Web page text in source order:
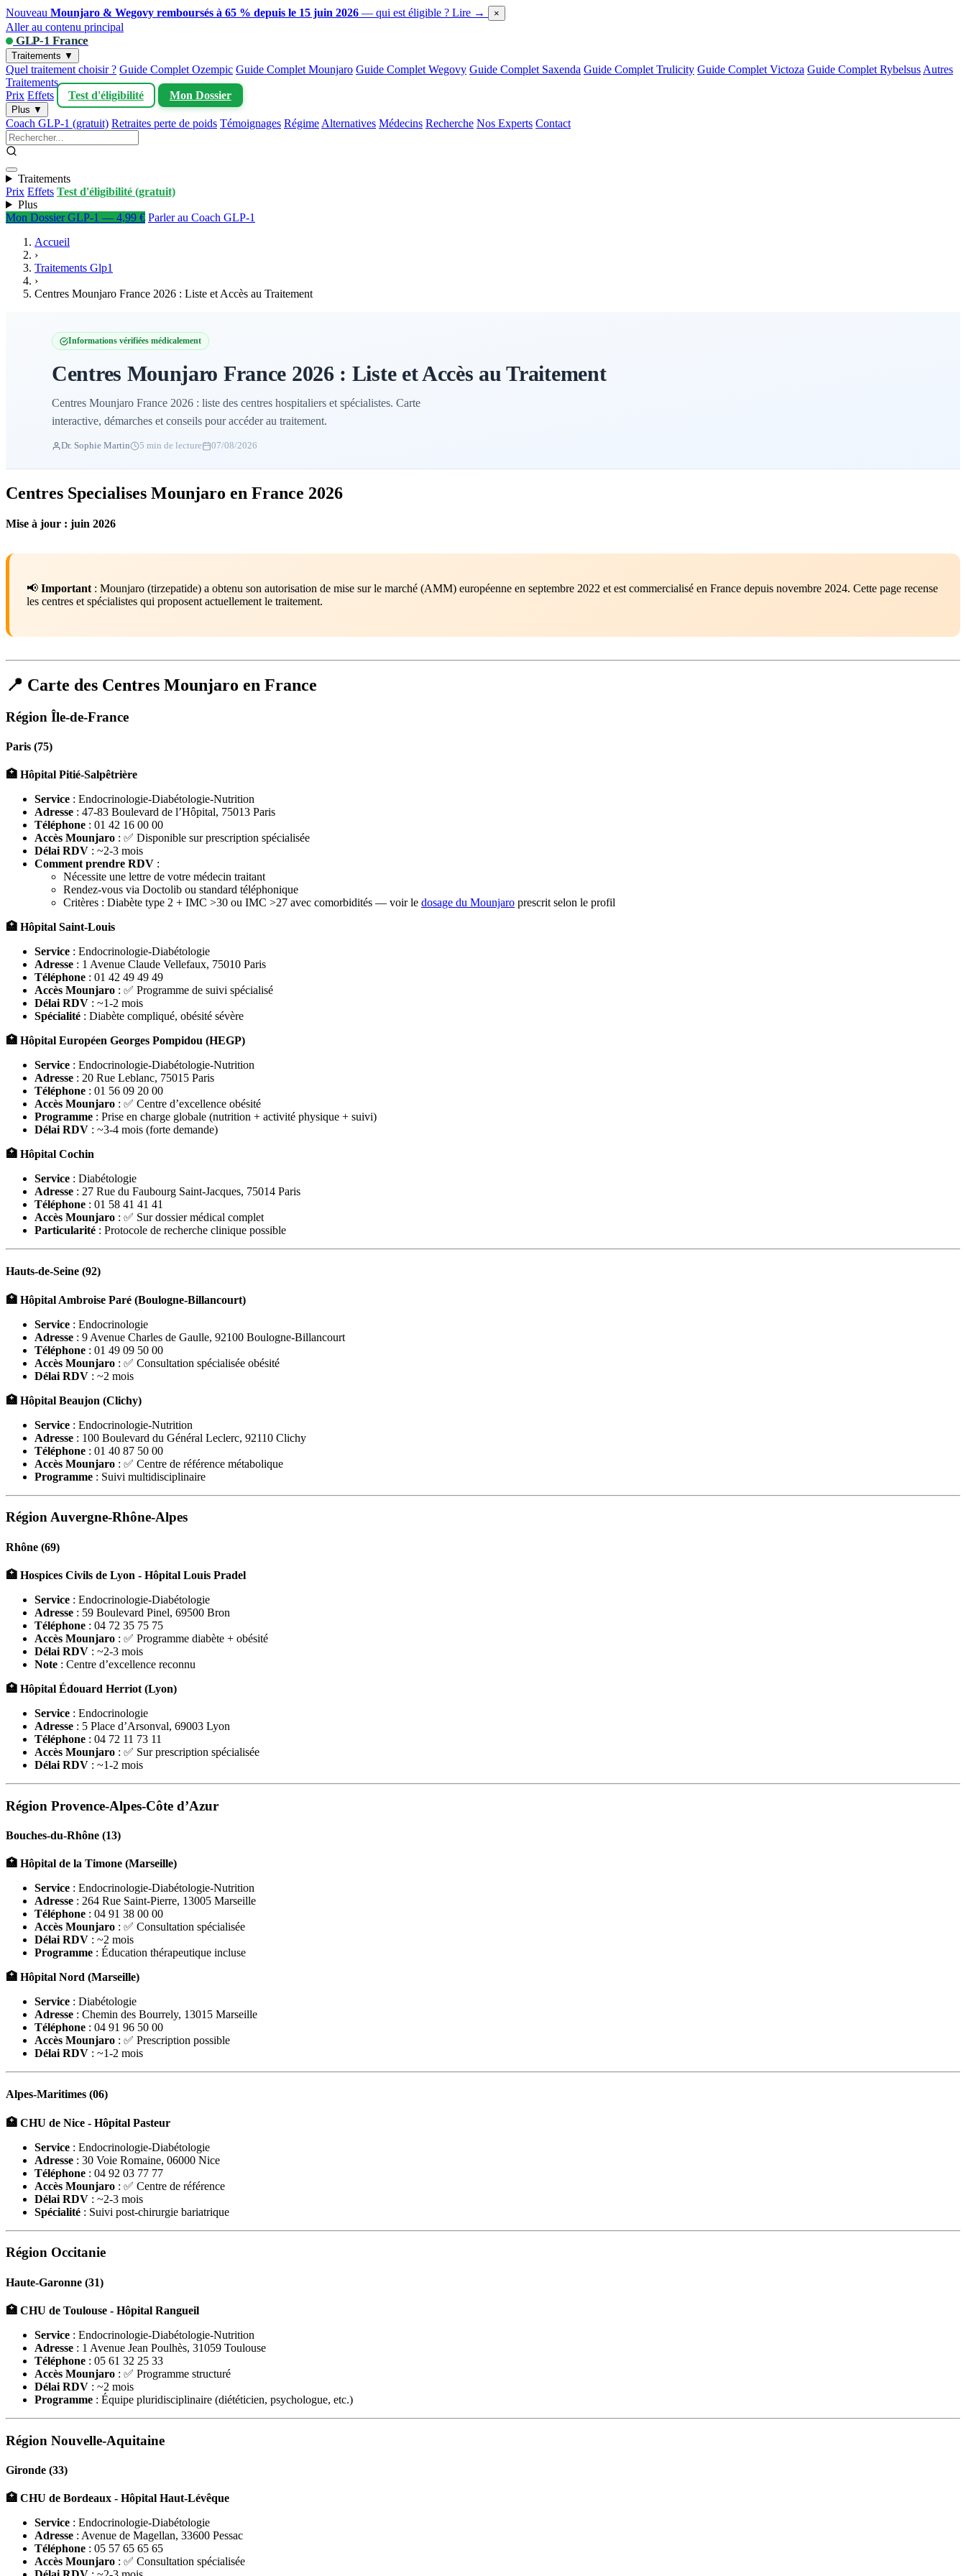
Nouveau Mounjaro & Wegovy remboursés à 65 % depuis le 15 juin 2026 — qui est éligible ? Lire → ×
Aller au contenu principal
GLP-1 France
Traitements ▼
Quel traitement choisir ? Guide Complet Ozempic Guide Complet Mounjaro Guide Complet Wegovy Guide Complet Saxenda Guide Complet Trulicity Guide Complet Victoza Guide Complet Rybelsus Autres
Traitements
Prix Effets Test d'éligibilité Mon Dossier
Plus ▼
Coach GLP-1 (gratuit) Retraites perte de poids Témoignages Régime Alternatives Médecins Recherche Nos Experts Contact
Traitements
Prix Effets Test d'éligibilité (gratuit)
Plus
Mon Dossier GLP-1 — 4,99 € Parler au Coach GLP-1
Accueil
›
Traitements Glp1
›
Centres Mounjaro France 2026 : Liste et Accès au Traitement
Informations vérifiées médicalement
Centres Mounjaro France 2026 : Liste et Accès au Traitement
Centres Mounjaro France 2026 : liste des centres hospitaliers et spécialistes. Carte
interactive, démarches et conseils pour accéder au traitement.
Dr. Sophie Martin 5 min de lecture 07/08/2026
Centres Specialises Mounjaro en France 2026
Mise à jour : juin 2026
📢 Important : Mounjaro (tirzepatide) a obtenu son autorisation de mise sur le marché (AMM) européenne en septembre 2022 et est commercialisé en France depuis novembre 2024. Cette page recense
les centres et spécialistes qui proposent actuellement le traitement.
📍 Carte des Centres Mounjaro en France
Région Île-de-France
Paris (75)
🏥 Hôpital Pitié-Salpêtrière
Service : Endocrinologie-Diabétologie-Nutrition
Adresse : 47-83 Boulevard de l’Hôpital, 75013 Paris
Téléphone : 01 42 16 00 00
Accès Mounjaro : ✅ Disponible sur prescription spécialisée
Délai RDV : ~2-3 mois
Comment prendre RDV :
Nécessite une lettre de votre médecin traitant
Rendez-vous via Doctolib ou standard téléphonique
Critères : Diabète type 2 + IMC >30 ou IMC >27 avec comorbidités — voir le dosage du Mounjaro prescrit selon le profil
🏥 Hôpital Saint-Louis
Service : Endocrinologie-Diabétologie
Adresse : 1 Avenue Claude Vellefaux, 75010 Paris
Téléphone : 01 42 49 49 49
Accès Mounjaro : ✅ Programme de suivi spécialisé
Délai RDV : ~1-2 mois
Spécialité : Diabète compliqué, obésité sévère
🏥 Hôpital Européen Georges Pompidou (HEGP)
Service : Endocrinologie-Diabétologie-Nutrition
Adresse : 20 Rue Leblanc, 75015 Paris
Téléphone : 01 56 09 20 00
Accès Mounjaro : ✅ Centre d’excellence obésité
Programme : Prise en charge globale (nutrition + activité physique + suivi)
Délai RDV : ~3-4 mois (forte demande)
🏥 Hôpital Cochin
Service : Diabétologie
Adresse : 27 Rue du Faubourg Saint-Jacques, 75014 Paris
Téléphone : 01 58 41 41 41
Accès Mounjaro : ✅ Sur dossier médical complet
Particularité : Protocole de recherche clinique possible
Hauts-de-Seine (92)
🏥 Hôpital Ambroise Paré (Boulogne-Billancourt)
Service : Endocrinologie
Adresse : 9 Avenue Charles de Gaulle, 92100 Boulogne-Billancourt
Téléphone : 01 49 09 50 00
Accès Mounjaro : ✅ Consultation spécialisée obésité
Délai RDV : ~2 mois
🏥 Hôpital Beaujon (Clichy)
Service : Endocrinologie-Nutrition
Adresse : 100 Boulevard du Général Leclerc, 92110 Clichy
Téléphone : 01 40 87 50 00
Accès Mounjaro : ✅ Centre de référence métabolique
Programme : Suivi multidisciplinaire
Région Auvergne-Rhône-Alpes
Rhône (69)
🏥 Hospices Civils de Lyon - Hôpital Louis Pradel
Service : Endocrinologie-Diabétologie
Adresse : 59 Boulevard Pinel, 69500 Bron
Téléphone : 04 72 35 75 75
Accès Mounjaro : ✅ Programme diabète + obésité
Délai RDV : ~2-3 mois
Note : Centre d’excellence reconnu
🏥 Hôpital Édouard Herriot (Lyon)
Service : Endocrinologie
Adresse : 5 Place d’Arsonval, 69003 Lyon
Téléphone : 04 72 11 73 11
Accès Mounjaro : ✅ Sur prescription spécialisée
Délai RDV : ~1-2 mois
Région Provence-Alpes-Côte d’Azur
Bouches-du-Rhône (13)
🏥 Hôpital de la Timone (Marseille)
Service : Endocrinologie-Diabétologie-Nutrition
Adresse : 264 Rue Saint-Pierre, 13005 Marseille
Téléphone : 04 91 38 00 00
Accès Mounjaro : ✅ Consultation spécialisée
Délai RDV : ~2 mois
Programme : Éducation thérapeutique incluse
🏥 Hôpital Nord (Marseille)
Service : Diabétologie
Adresse : Chemin des Bourrely, 13015 Marseille
Téléphone : 04 91 96 50 00
Accès Mounjaro : ✅ Prescription possible
Délai RDV : ~1-2 mois
Alpes-Maritimes (06)
🏥 CHU de Nice - Hôpital Pasteur
Service : Endocrinologie-Diabétologie
Adresse : 30 Voie Romaine, 06000 Nice
Téléphone : 04 92 03 77 77
Accès Mounjaro : ✅ Centre de référence
Délai RDV : ~2-3 mois
Spécialité : Suivi post-chirurgie bariatrique
Région Occitanie
Haute-Garonne (31)
🏥 CHU de Toulouse - Hôpital Rangueil
Service : Endocrinologie-Diabétologie-Nutrition
Adresse : 1 Avenue Jean Poulhès, 31059 Toulouse
Téléphone : 05 61 32 25 33
Accès Mounjaro : ✅ Programme structuré
Délai RDV : ~2 mois
Programme : Équipe pluridisciplinaire (diététicien, psychologue, etc.)
Région Nouvelle-Aquitaine
Gironde (33)
🏥 CHU de Bordeaux - Hôpital Haut-Lévêque
Service : Endocrinologie-Diabétologie
Adresse : Avenue de Magellan, 33600 Pessac
Téléphone : 05 57 65 65 65
Accès Mounjaro : ✅ Consultation spécialisée